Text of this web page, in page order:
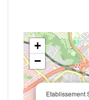
Etablissement
+
−